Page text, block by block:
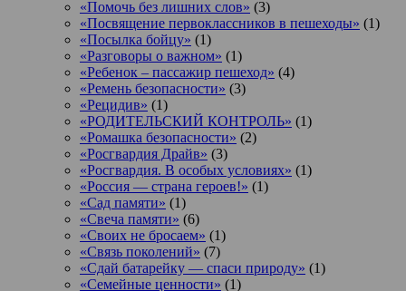
«Помочь без лишних слов» (3)
«Посвящение первоклассников в пешеходы» (1)
«Посылка бойцу» (1)
«Разговоры о важном» (1)
«Ребенок – пассажир пешеход» (4)
«Ремень безопасности» (3)
«Рецидив» (1)
«РОДИТЕЛЬСКИЙ КОНТРОЛЬ» (1)
«Ромашка безопасности» (2)
«Росгвардия Драйв» (3)
«Росгвардия. В особых условиях» (1)
«Россия — страна героев!» (1)
«Сад памяти» (1)
«Свеча памяти» (6)
«Своих не бросаем» (1)
«Связь поколений» (7)
«Сдай батарейку — спаси природу» (1)
«Семейные ценности» (1)